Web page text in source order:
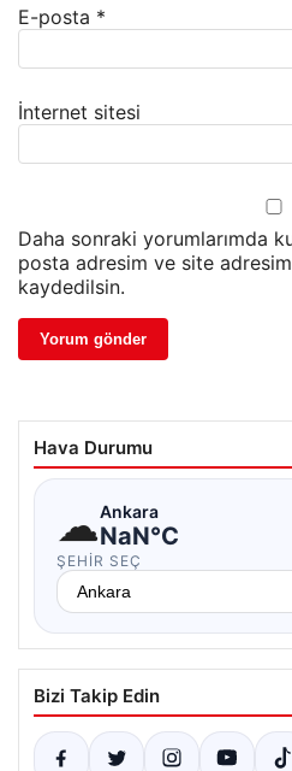
E-posta *
İnternet sitesi
Daha sonraki yorumlarımda
posta adresim ve site adresim
kaydedilsin.
Hava Durumu
☁Ankara
NaN°C
ŞEHIR SEÇ
Bizi Takip Edin